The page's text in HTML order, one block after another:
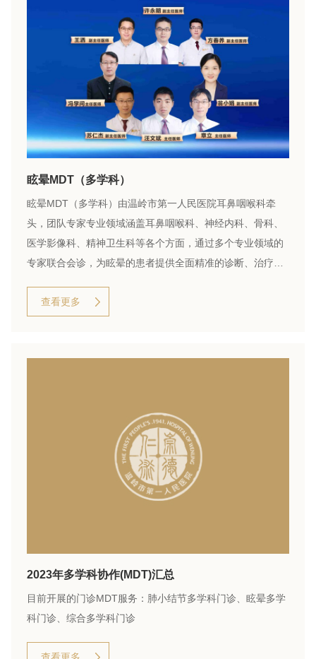
眩晕MDT（多学科）
眩晕MDT（多学科）由温岭市第一人民医院耳鼻咽喉科牵
头，团队专家专业领域涵盖耳鼻咽喉科、神经内科、骨科、
医学影像科、精神卫生科等各个方面，通过多个专业领域的
专家联合会诊，为眩晕的患者提供全面精准的诊断、治疗及
查看更多
2023年多学科协作(MDT)汇总
目前开展的门诊MDT服务：肺小结节多学科门诊、眩晕多学
科门诊、综合多学科门诊